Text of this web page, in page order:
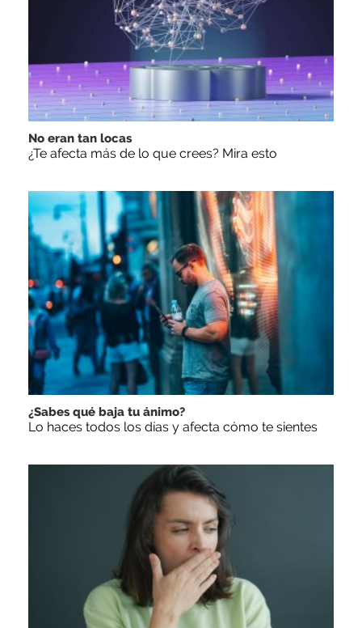
No eran tan locas
¿Te afecta más de lo que crees? Mira esto
¿Sabes qué baja tu ánimo?
Lo haces todos los días y afecta cómo te sientes